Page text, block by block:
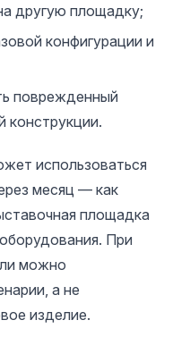
другую площадку;
конфигурации и
поврежденный
конструкции.
использоваться
месяц — как
площадка
При
можно
а не
изделие.